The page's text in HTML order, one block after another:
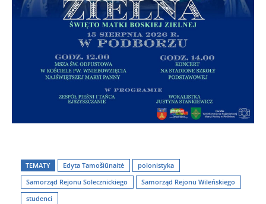
TEMATY Edyta Tamošiūnaitė
polonistyka
Samorząd Rejonu Solecznickiego
Samorząd Rejonu Wileńskiego
studenci